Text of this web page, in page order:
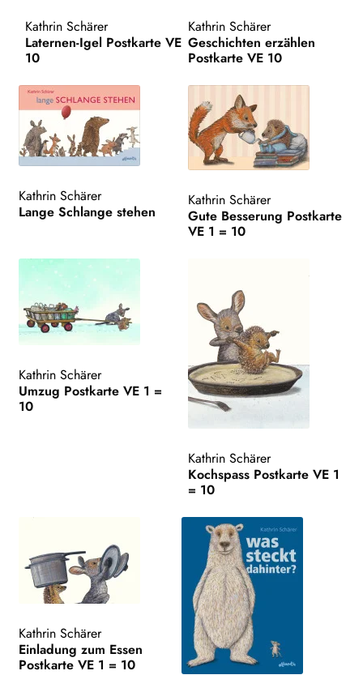
WEITERE VERLAGE
Search:
Kathrin Schärer
Laternen-Igel Postkarte VE
10
Kathrin Schärer
Geschichten erzählen
Postkarte VE 10
Kathrin Schärer
Lange Schlange stehen
Kathrin Schärer
Gute Besserung Postkarte
VE 1 = 10
Kathrin Schärer
Umzug Postkarte VE 1 =
10
Kathrin Schärer
Kochspass Postkarte VE 1
= 10
Kathrin Schärer
Einladung zum Essen
Postkarte VE 1 = 10